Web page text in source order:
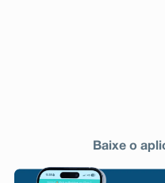
Baixe o